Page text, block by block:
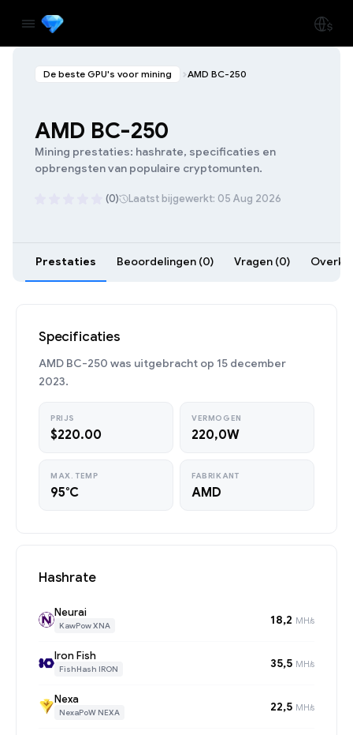
De beste GPU's voor mining AMD BC-250
AMD BC-250
Mining prestaties: hashrate, specificaties en
opbrengsten van populaire cryptomunten.
(0) Laatst bijgewerkt: 05 Aug 2026
Prestaties Beoordelingen (0) Vragen (0)
Specificaties
AMD BC-250 was uitgebracht op 15 december
2023.
PRIJS
$220.00
VERMOGEN
220,0W
MAX. TEMP
95°C
FABRIKANT
AMD
Hashrate
Neurai
KawPow XNA 18,2 MH/s
Iron Fish
FishHash IRON 35,5 MH/s
Nexa
NexaPoW NEXA 22,5 MH/s